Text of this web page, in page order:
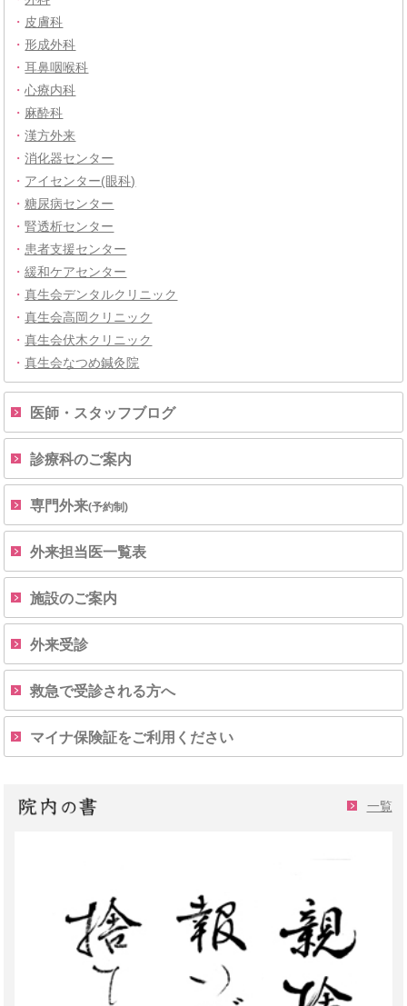
・ 皮膚科
・ 形成外科
・耳鼻咽喉科
・心療内科
・ 麻酔科
・漢方外来
・消化器センター
・ アイセンター(眼科)
・糖尿病センター
・腎透析センター
・ 患者支援センター
・緩和ケアセンター
・真生会デンタルクリニック
・真生会高岡クリニック
・真生会伏木クリニック
・真生会なつめ鍼灸院
医師・スタッフブログ
診療科のご案内
専門外来(予約制)
外来担当医一覧表
施設のご案内
外来受診
救急で受診される方へ
マイナ保険証をご利用ください
一覧